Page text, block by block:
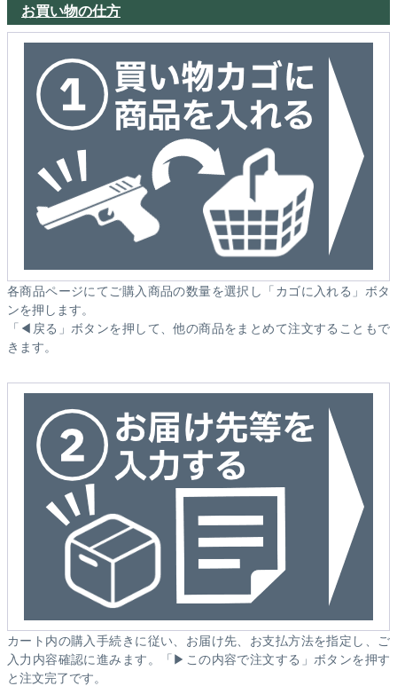
お買い物の仕方
各商品ページにてご購入商品の数量を選択し「カゴに入れる」ボタ
ンを押します。
「◀戻る」ボタンを押して、他の商品をまとめて注文することもで
きます。
カート内の購入手続きに従い、お届け先、お支払方法を指定し、ご
入力内容確認に進みます。「▶この内容で注文する」ボタンを押す
と注文完了です。